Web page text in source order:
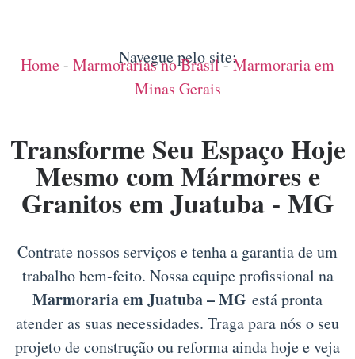
Navegue pelo site:
Home- Marmorarias no Brasil-Marmoraria em
Minas Gerais
Transforme Seu Espaço Hoje
Mesmo com Mármores e
Granitos em Juatuba - MG
Contrate nossos serviços e tenha a garantia de um
trabalho bem-feito. Nossa equipe profissional na
Marmoraria em Juatuba – MG está pronta
atender as suas necessidades. Traga para nós o seu
projeto de construção ou reforma ainda hoje e veja